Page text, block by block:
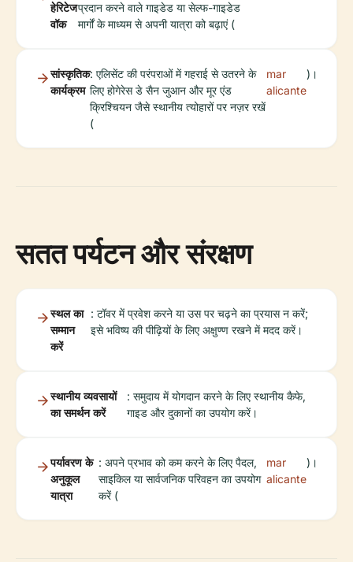
हेरिटेज
वॉक
प्रदान करने वाले गाइडेड या सेल्फ-गाइडेड
मार्गों के माध्यम से अपनी यात्रा को बढ़ाएं (
सांस्कृतिक
कार्यक्रम
: एलिसेंट की परंपराओं में गहराई से उतरने के
लिए होगेरेस डे सैन जुआन और मूर एंड
क्रिश्चियन जैसे स्थानीय त्योहारों पर नज़र रखें
(
mar
alicante
)।
सतत पर्यटन और संरक्षण
स्थल का
सम्मान
करें
: टॉवर में प्रवेश करने या उस पर चढ़ने का प्रयास न करें;
इसे भविष्य की पीढ़ियों के लिए अक्षुण्ण रखने में मदद करें।
स्थानीय व्यवसायों
का समर्थन करें
: समुदाय में योगदान करने के लिए स्थानीय कैफे,
गाइड और दुकानों का उपयोग करें।
पर्यावरण के
अनुकूल
यात्रा
: अपने प्रभाव को कम करने के लिए पैदल,
साइकिल या सार्वजनिक परिवहन का उपयोग
करें (
mar
alicante
)।